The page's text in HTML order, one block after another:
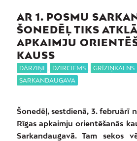
AR 1. POSMU
ŠONEDĒĻ TIKS
APKAIMJU
KAUSS
DĀRZIŅI , DZIRCIEMS , GRĪZIŅKALNS
SARKANDAUGAVA
Šonedēļ, sestdienā, 3. februārī
Rīgas apkaimju orientēšanās
Sarkandaugavā. Tam sekos